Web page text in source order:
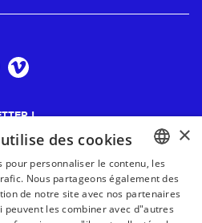
!
BASQUE
FRENCH
×
des cookies
pour personnaliser le contenu, les
Nous partageons également des
de notre site avec nos partenaires
peuvent les combiner avec d"autres